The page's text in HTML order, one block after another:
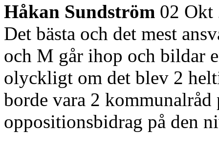
Håkan Sundström 02 Okt
Det bästa och det mest
och M går ihop och bildar
olyckligt om det blev 2
borde vara 2
oppositionsbidrag på den